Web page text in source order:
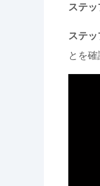
ステッ
ステ
とを確